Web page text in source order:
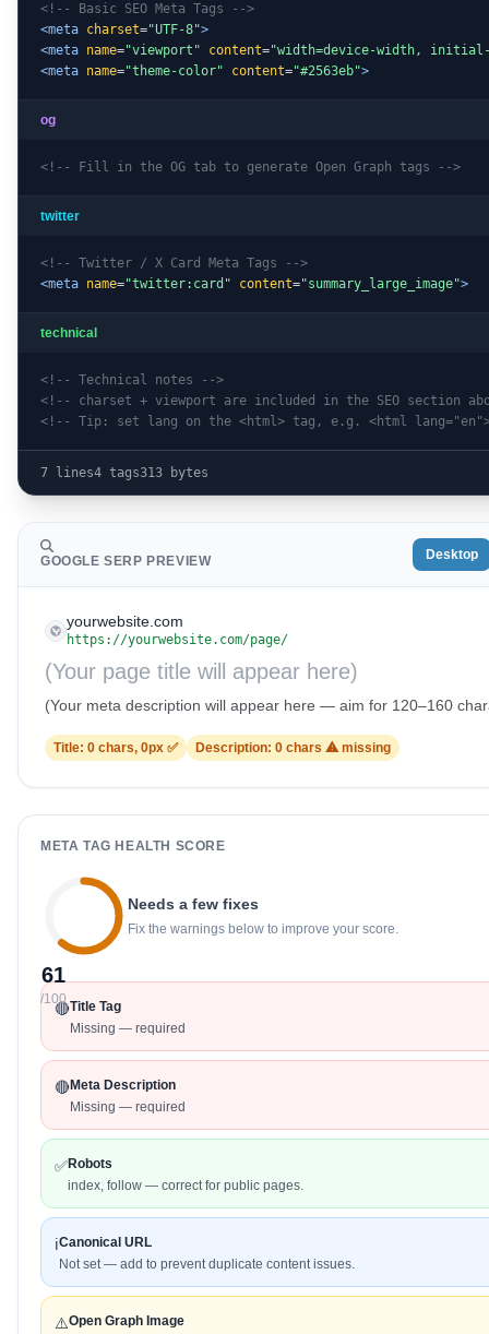
<!-- Basic SEO Meta Tags -->
<meta charset="UTF-8">
<meta name="viewport" content="width=device-width, initial-
<meta name="theme-color" content="#2563eb">
og
<!-- Fill in the OG tab to generate Open Graph tags -->
twitter
<!-- Twitter / X Card Meta Tags -->
<meta name="twitter:card" content="summary_large_image">
technical
<!-- Technical notes -->
<!-- charset + viewport are included in the SEO section
<!-- Tip: set lang on the <html> tag, e.g. <html
7 lines4 tags313 bytes
GOOGLE SERP PREVIEW Desktop
yourwebsite.com
https://yourwebsite.com/page/
(Your page title will appear here)
(Your meta description will appear here — aim for 120–160
Title: 0 chars, 0px ✅ Description: 0 chars ⚠ missing
META TAG HEALTH SCORE
61
/100
Needs a few fixes
Fix the warnings below to improve your score.
🔴Title Tag
Missing — required
🔴Meta Description
Missing — required
✅Robots
index, follow — correct for public pages.
ℹ️Canonical URL
Not set — add to prevent duplicate content issues.
⚠️Open Graph Image